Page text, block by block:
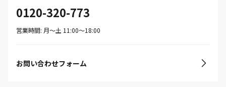
0120-320-773
営業時間: 月〜土 11:00〜18:00
お問い合わせフォーム